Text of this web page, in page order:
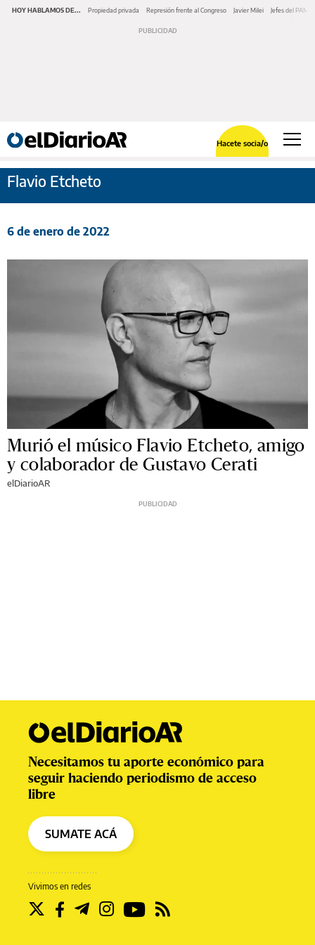
HOY HABLAMOS DE... Propiedad privada Represión frente al Congreso Javier Milei Jefes del PAMI
Hacete socia/o
Flavio Etcheto
6 de enero de 2022
Murió el músico Flavio Etcheto, amigo
y colaborador de Gustavo Cerati
elDiarioAR
Vivimos en redes
Necesitamos tu aporte económico para
seguir haciendo periodismo de acceso
libre
SUMATE ACÁ